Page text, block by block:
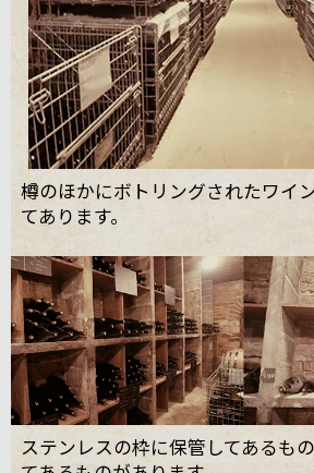
樽のほかにボトリングされたワイ
てあります。
ステンレスの枠に保管してあるも